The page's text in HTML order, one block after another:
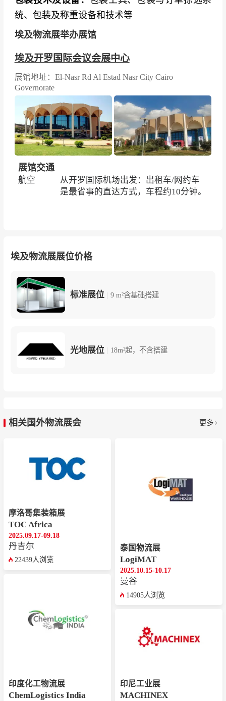
统、包装及称重设备和技术等
埃及物流展举办展馆
埃及开罗国际会议会展中心
展馆地址：El-Nasr Rd Al Estad Nasr City Cairo
Governorate
展馆交通
航空
从开罗国际机场出发：出租车/网约车
是最省事的直达方式，车程约10分钟。
埃及物流展展位价格
标准展位 | 9 m²含基础搭建
光地展位 | 18m²起，不含搭建
相关国外物流展会 更多
摩洛哥集装箱展
TOC Africa
2025.09.17-09.18
丹吉尔
22439人浏览
印度化工物流展
ChemLogistics India
泰国物流展
LogiMAT
2025.10.15-10.17
曼谷
14905人浏览
印尼工业展
MACHINEX